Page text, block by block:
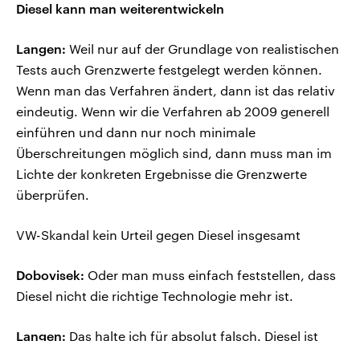
Diesel kann man weiterentwickeln
Langen: Weil nur auf der Grundlage von realistischen
Tests auch Grenzwerte festgelegt werden können.
Wenn man das Verfahren ändert, dann ist das relativ
eindeutig. Wenn wir die Verfahren ab 2009 generell
einführen und dann nur noch minimale
Überschreitungen möglich sind, dann muss man im
Lichte der konkreten Ergebnisse die Grenzwerte
überprüfen.
VW-Skandal kein Urteil gegen Diesel insgesamt
Dobovisek: Oder man muss einfach feststellen, dass
Diesel nicht die richtige Technologie mehr ist.
Langen: Das halte ich für absolut falsch. Diesel ist